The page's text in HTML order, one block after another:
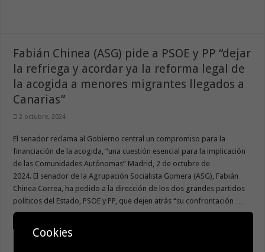
Fabián Chinea (ASG) pide a PSOE y PP “dejar
la refriega y acordar ya la reforma legal de
la acogida a menores migrantes llegados a
Canarias”
2 octubre, 2024
El senador reclama al Gobierno central un compromiso para la
financiación de la acogida, “una cuestión esencial para la implicación
de las Comunidades Autónomas” Madrid, 2 de octubre de
2024. El senador de la Agrupación Socialista Gomera (ASG), Fabián
Chinea Correa, ha pedido a la dirección de los dos grandes partidos
políticos del Estado, PSOE y PP, que dejen atrás “su confrontación …
Cookies